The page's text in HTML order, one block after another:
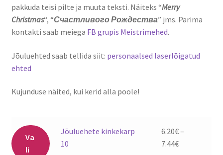
pakkuda teisi pilte ja muuta teksti. Näiteks “Merry
Christmas“, “Счастливого Рождества” jms. Parima
kontakti saab meiega FB grupis Meistrimehed.
Jõuluehted saab tellida siit: personaalsed laserlõigatud
ehted
Kujunduse näited, kui kerid alla poole!
Va
li
Sellel
tootel
Jõuluehete kinkekarp
10
6.20€–
7.44€